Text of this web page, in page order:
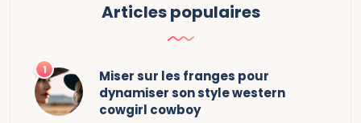
Articles populaires
Miser sur les franges pour
dynamiser son style western
cowgirl cowboy